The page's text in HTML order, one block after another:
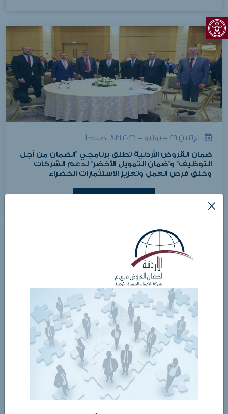
Open toolbar
الإثنين ٢٩ - يونيو - ٢٠٢٦ ٠٨:٣١ صباحاً
ضمان القروض الأردنية تطلق برنامجي "الضمان من أجل
التوظيف" و"ضمان التمويل الأخضر" لدعم الشركات
وخلق فرص العمل وتعزيز الاستثمارات الخضراء
الأربعاء ٢٢ - أبريل - ٢٠٢٦ ٠١:٢٧ صباحاً
الشركة الأردنية لضمان القروض تدعم مبادرة بيئية في
عرض التفاصيل